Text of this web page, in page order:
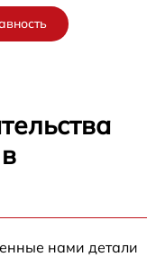
нами детали